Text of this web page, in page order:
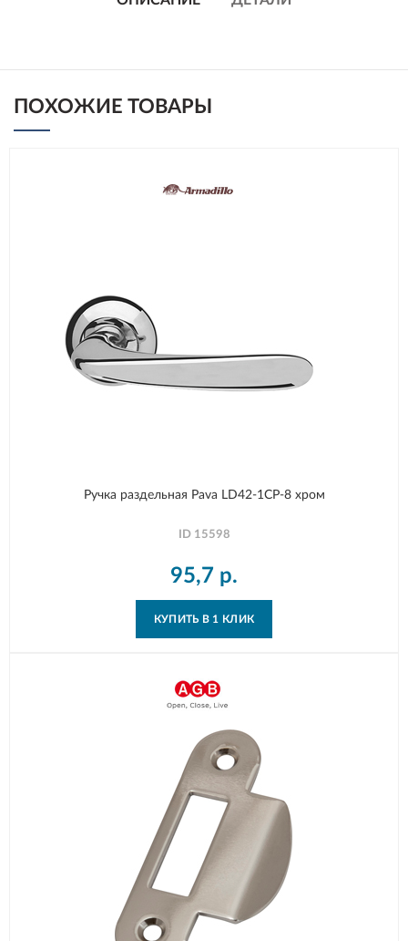
ПОХОЖИЕ ТОВАРЫ
Ручка раздельная Pava LD42-1CP-8 хром
ID 15598
95,7 р.
КУПИТЬ В 1 КЛИК